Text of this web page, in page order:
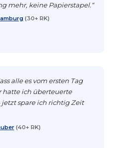
mehr, keine Papierstapel.“
(30+ RK)
alle es vom ersten Tag
hatte ich überteuerte
spare ich richtig Zeit
(40+ RK)